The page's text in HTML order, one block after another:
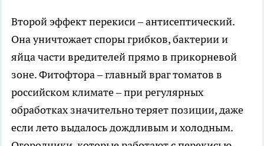
Второй эффект перекиси – антисептический.
Она уничтожает споры грибков, бактерии и
яйца части вредителей прямо в прикорневой
зоне. Фитофтора – главный враг томатов в
российском климате – при регулярных
обработках значительно теряет позиции, даже
если лето выдалось дождливым и холодным.